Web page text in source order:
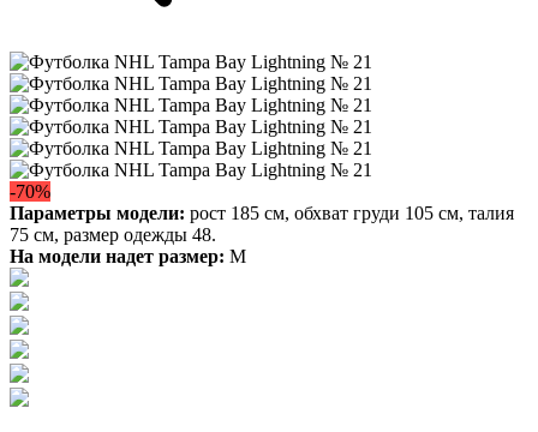
-70%
Параметры модели: рост 185 см, обхват груди 105 см, талия
75 см, размер одежды 48.
На модели надет размер: М